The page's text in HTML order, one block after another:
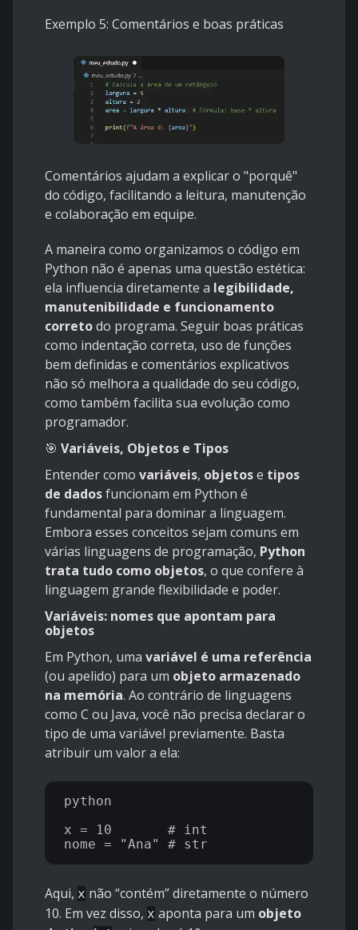
Exemplo 5: Comentários e boas práticas
Comentários ajudam a explicar o "porquê"
do código, facilitando a leitura, manutenção
e colaboração em equipe.
A maneira como organizamos o código em
Python não é apenas uma questão estética:
ela influencia diretamente a legibilidade,
manutenibilidade e funcionamento
corretodo programa. Seguir boas práticas
como indentação correta, uso de funções
bem definidas e comentários explicativos
não só melhora a qualidade do seu código,
como também facilita sua evolução como
programador.
🎯 Variáveis, Objetos e Tipos
Entender como variáveis, objetose tipos
de dadosfuncionam em Python é
fundamental para dominar a linguagem.
Embora esses conceitos sejam comuns em
várias linguagens de programação, Python
trata tudo como objetos, o que confere à
linguagem grande flexibilidade e poder.
Variáveis: nomes que apontam para
objetos
Em Python, uma variável é uma referência
(ou apelido) para um objeto armazenado
na memória. Ao contrário de linguagens
como C ou Java, você não precisa declarar o
tipo de uma variável previamente. Basta
atribuir um valor a ela:
python
x = 10       # int
Aqui, x não “contém” diretamente o número
10. Em vez disso, x aponta para um objeto